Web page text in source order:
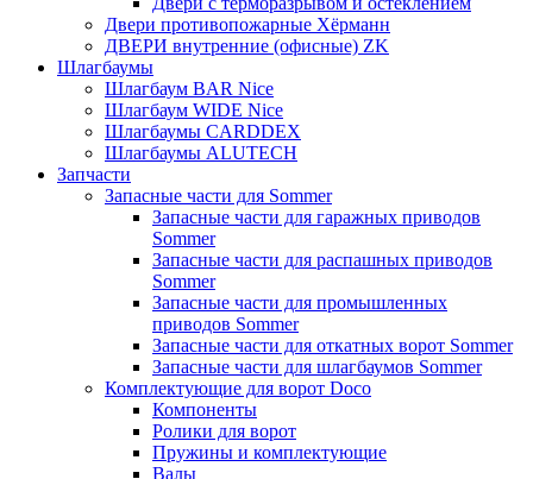
Двери противопожарные Хёрманн
ДВЕРИ внутренние (офисные) ZK
Шлагбаумы
Шлагбаум BAR Nice
Шлагбаум WIDE Nice
Шлагбаумы CARDDEX
Шлагбаумы ALUTECH
Запчасти
Запасные части для Sommer
Запасные части для гаражных приводов
Sommer
Запасные части для распашных приводов
Sommer
Запасные части для промышленных
приводов Sommer
Запасные части для откатных ворот Sommer
Запасные части для шлагбаумов Sommer
Комплектующие для ворот Doco
Компоненты
Ролики для ворот
Пружины и комплектующие
Валы